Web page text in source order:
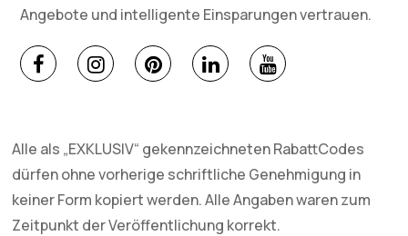
Angebote und intelligente Einsparungen vertrauen.
Alle als „EXKLUSIV“ gekennzeichneten RabattCodes
dürfen ohne vorherige schriftliche Genehmigung in
keiner Form kopiert werden. Alle Angaben waren zum
Zeitpunkt der Veröffentlichung korrekt.